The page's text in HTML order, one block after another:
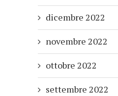
dicembre 2022
novembre 2022
ottobre 2022
settembre 2022